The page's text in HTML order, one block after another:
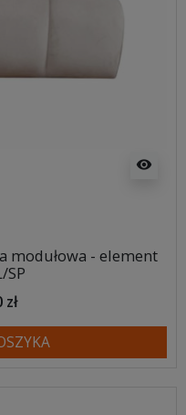
visibility
modułowa - element
SP